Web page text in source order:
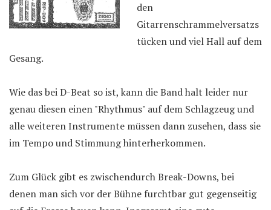
den
Gitarrenschrammelversatzs
tücken und viel Hall auf dem
Gesang.
Wie das bei D-Beat so ist, kann die Band halt leider nur
genau diesen einen "Rhythmus" auf dem Schlagzeug und
alle weiteren Instrumente müssen dann zusehen, dass sie
im Tempo und Stimmung hinterherkommen.
Zum Glück gibt es zwischendurch Break-Downs, bei
denen man sich vor der Bühne furchtbar gut gegenseitig